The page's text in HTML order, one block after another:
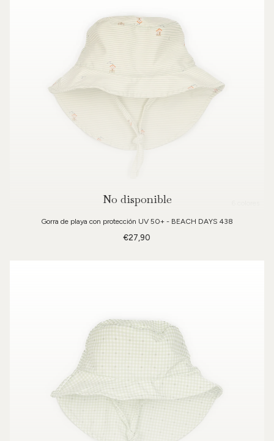
No disponible
Gorra de playa con protección UV 50+ - BEACH DAYS 438
€27,90